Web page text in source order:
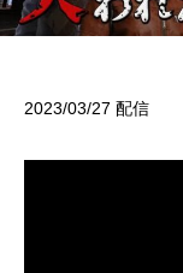
2023/03/27 配信